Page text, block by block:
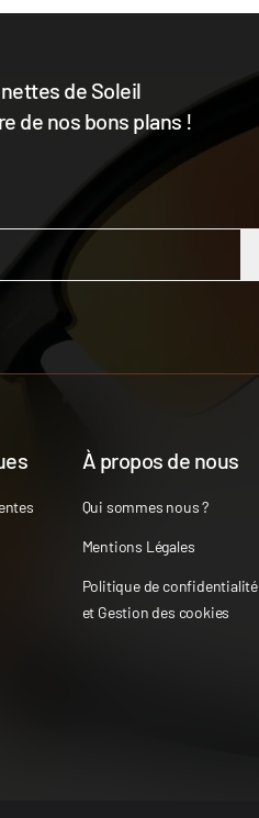
de Soleil
de nos bons plans !
À propos de nous
Qui sommes nous ?
Mentions Légales
Politique de confidentialité
et Gestion des cookies